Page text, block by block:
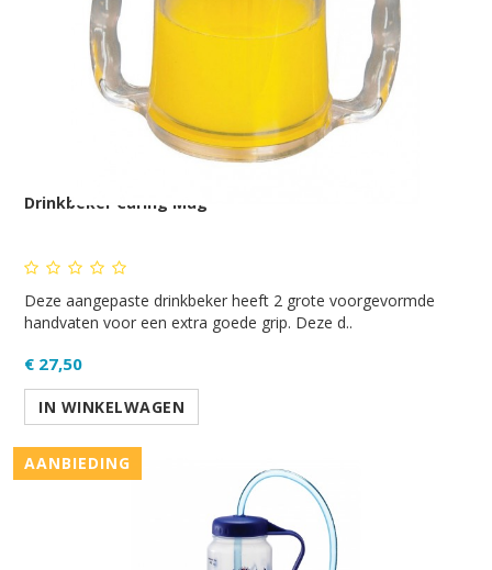
Drinkbeker Caring Mug
Deze aangepaste drinkbeker heeft 2 grote voorgevormde
handvaten voor een extra goede grip. Deze d..
€ 27,50
IN WINKELWAGEN
AANBIEDING